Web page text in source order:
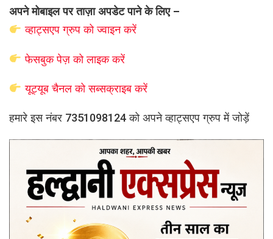
अपने मोबाइल पर ताज़ा अपडेट पाने के लिए –
व्हाट्सएपग्रुप कोज्वाइन करें
फेसबुक पेज़ को लाइक करें
यूट्यूब चैनल को सब्सक्राइब करें
हमारे इस नंबर 7351098124 को अपने व्हाट्सएप ग्रुप में जोड़ें